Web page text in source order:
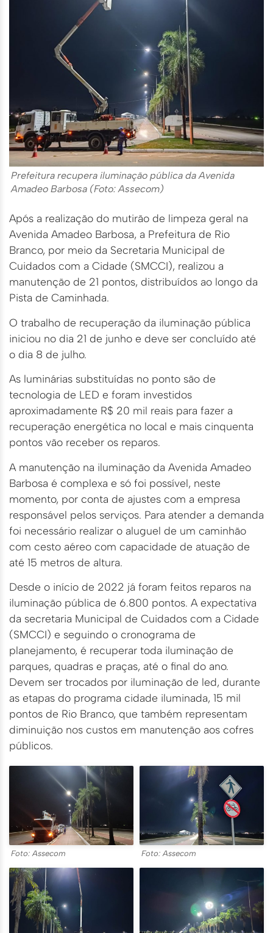
Prefeitura recupera iluminação pública da Avenida
Amadeo Barbosa (Foto: Assecom)
Após a realização do mutirão de limpeza geral na
Avenida Amadeo Barbosa, a Prefeitura de Rio
Branco, por meio da Secretaria Municipal de
Cuidados com a Cidade (SMCCI), realizou a
manutenção de 21 pontos, distribuídos ao longo da
Pista de Caminhada.
O trabalho de recuperação da iluminação pública
iniciou no dia 21 de junho e deve ser concluído até
o dia 8 de julho.
As luminárias substituídas no ponto são de
tecnologia de LED e foram investidos
aproximadamente R$ 20 mil reais para fazer a
recuperação energética no local e mais cinquenta
pontos vão receber os reparos.
A manutenção na iluminação da Avenida Amadeo
Barbosa é complexa e só foi possível, neste
momento, por conta de ajustes com a empresa
responsável pelos serviços. Para atender a demanda
foi necessário realizar o aluguel de um caminhão
com cesto aéreo com capacidade de atuação de
até 15 metros de altura.
Desde o início de 2022 já foram feitos reparos na
iluminação pública de 6.800 pontos. A expectativa
da secretaria Municipal de Cuidados com a Cidade
(SMCCI) e seguindo o cronograma de
planejamento, é recuperar toda iluminação de
parques, quadras e praças, até o final do ano.
Devem ser trocados por iluminação de led, durante
as etapas do programa cidade iluminada, 15 mil
pontos de Rio Branco, que também representam
diminuição nos custos em manutenção aos cofres
públicos.
Foto: Assecom Foto: Assecom